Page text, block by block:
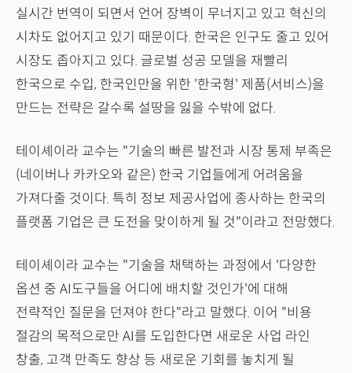
실시간 번역이 되면서 언어 장벽이 무너지고 있고 혁신의
시차도 없어지고 있기 때문이다. 한국은 인구도 줄고 있어
시장도 좁아지고 있다. 글로벌 성공 모델을 재빨리
한국으로 수입, 한국인만을 위한 '한국형' 제품(서비스)을
만드는 전략은 갈수록 설땅을 잃을 수밖에 없다.
테이셰이라 교수는 "기술의 빠른 발전과 시장 통제 부족은
(네이버나 카카오와 같은) 한국 기업들에게 어려움을
가져다줄 것이다. 특히 정보 제공사업에 종사하는 한국의
플랫폼 기업은 큰 도전을 맞이하게 될 것"이라고 전망했다.
테이셰이라 교수는 "기술을 채택하는 과정에서 '다양한
옵션 중 AI도구들을 어디에 배치할 것인가'에 대해
전략적인 질문을 던져야 한다"라고 말했다. 이어 "비용
절감의 목적으로만 AI를 도입한다면 새로운 사업 라인
창출, 고객 만족도 향상 등 새로운 기회를 놓치게 될